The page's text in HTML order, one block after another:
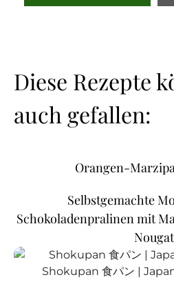
Diese Rezepte
auch gefallen:
Orangen-
Selbstgemachte
Schokoladenpralinen mit
Nougat